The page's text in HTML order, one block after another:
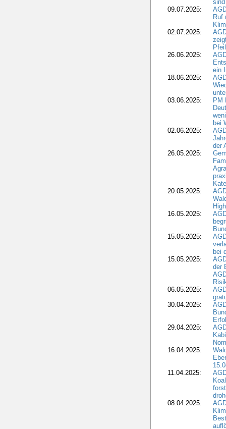
09.07.2025:
Ruf
02.07.2025:
26.06.2025:
ein
18.06.2025:
03.06.2025:
PM
bei
02.06.2025:
der
26.05.2025:
20.05.2025:
16.05.2025:
15.05.2025:
bei
15.05.2025:
der
06.05.2025:
30.04.2025:
29.04.2025:
16.04.2025:
11.04.2025:
08.04.2025: